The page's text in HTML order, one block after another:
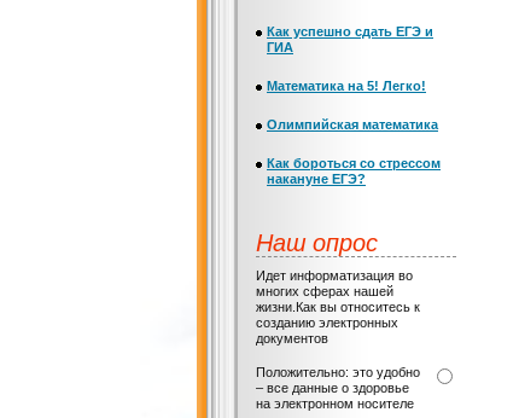
Как успешно сдать ЕГЭ и
ГИА
Математика на 5! Легко!
Олимпийская математика
Как бороться со стрессом
накануне ЕГЭ?
Наш опрос
Идет информатизация во
многих сферах нашей
жизни.Как вы относитесь к
созданию электронных
документов
Положительно: это удобно
– все данные о здоровье
на электронном носителе